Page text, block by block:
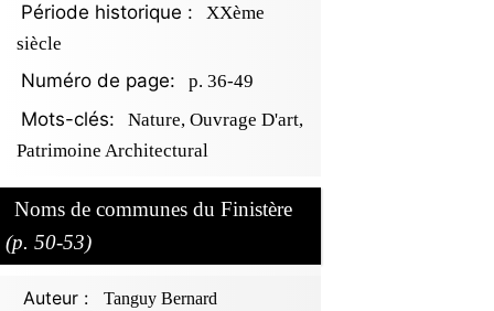
Période historique :
XXème
siècle
Numéro de page: p. 36-49
Mots-clés:
Nature, Ouvrage D'art,
Patrimoine Architectural
Noms de communes du Finistère
(p. 50-53)
Auteur : Tanguy Bernard